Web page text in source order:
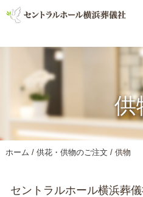
供花・供物のご注文
供
ホーム / 供花・供物のご注文 / 供物
セントラルホール横浜葬